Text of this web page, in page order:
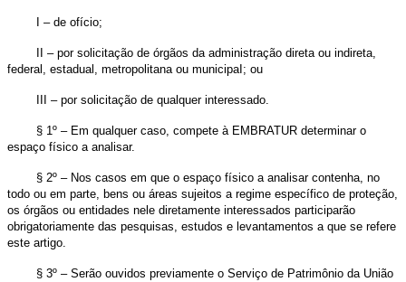
I – de ofício;
II – por solicitação de órgãos da administração direta ou indireta,
federal, estadual, metropolitana ou municipaI; ou
III – por solicitação de qualquer interessado.
§ 1º – Em qualquer caso, compete à EMBRATUR determinar o
espaço físico a analisar.
§ 2º – Nos casos em que o espaço físico a analisar contenha, no
todo ou em parte, bens ou áreas sujeitos a regime específico de proteção,
os órgãos ou entidades nele diretamente interessados participarão
obrigatoriamente das pesquisas, estudos e levantamentos a que se refere
este artigo.
§ 3º – Serão ouvidos previamente o Serviço de Patrimônio da União